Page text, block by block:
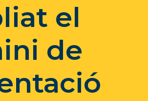
el
de